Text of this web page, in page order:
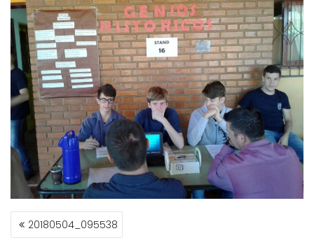
NAVEGACIÓN
DE20180504_095538